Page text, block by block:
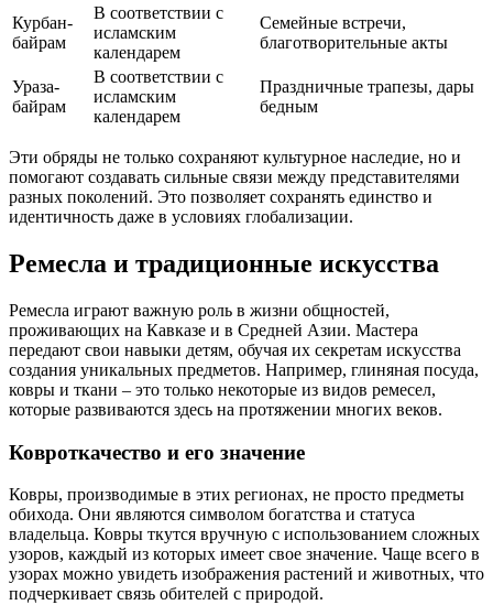
Курбан-
байрам
В соответствии с
исламским
календарем
Семейные встречи,
благотворительные акты
Ураза-
байрам
В соответствии с
исламским
календарем
Праздничные трапезы, дары
бедным
Эти обряды не только сохраняют культурное наследие, но и
помогают создавать сильные связи между представителями
разных поколений. Это позволяет сохранять единство и
идентичность даже в условиях глобализации.
Ремесла и традиционные искусства
Ремесла играют важную роль в жизни общностей,
проживающих на Кавказе и в Средней Азии. Мастера
передают свои навыки детям, обучая их секретам искусства
создания уникальных предметов. Например, глиняная посуда,
ковры и ткани – это только некоторые из видов ремесел,
которые развиваются здесь на протяжении многих веков.
Ковроткачество и его значение
Ковры, производимые в этих регионах, не просто предметы
обихода. Они являются символом богатства и статуса
владельца. Ковры ткутся вручную с использованием сложных
узоров, каждый из которых имеет свое значение. Чаще всего в
узорах можно увидеть изображения растений и животных, что
подчеркивает связь обителей с природой.